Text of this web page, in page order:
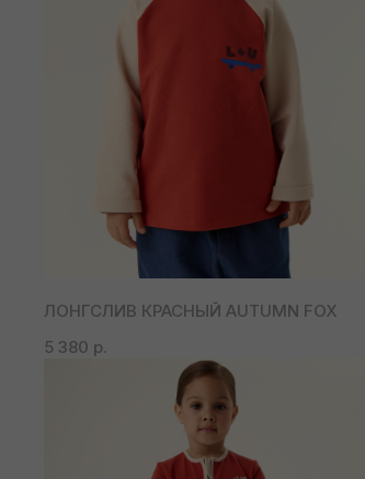
ЛОНГСЛИВ КРАСНЫЙ AUTUMN FOX
5 380 р.